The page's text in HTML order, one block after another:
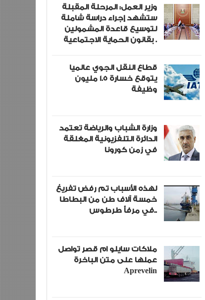
وزير العمل: المرحلة المقبلة
ستشهد إجراء دراسة شاملة
لتوسيع قاعدة المشمولين
بقانون الحماية الاجتماعية .
قطاع النقل الجوي عالميا
يتوقع خسارة 1.5 مليون
وظيفة
وزارة الشباب والرياضة تعتمد
الدائرة التلفزيونية المغلقة
في زمن كورونا
لهذه الأسباب تم رفض تفريغ
خمسة آلاف طن من البطاطا
في مرفأ طرطوس..
ملاكات سايلو ام قصر تواصل
عملها على متن الباخرة
Aprevelin